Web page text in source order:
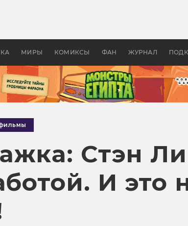
МИРЫ КОМИКСЫ ФАН ЖУРНАЛ
колец»
Древней Грецией
Стэн
И это